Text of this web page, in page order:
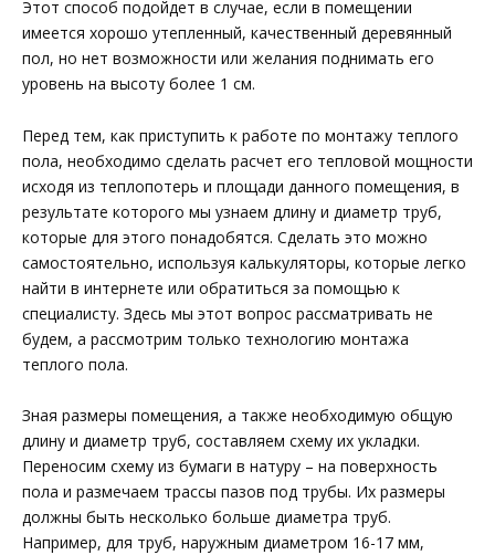
Этот способ подойдет в случае, если в помещении
имеется хорошо утепленный, качественный деревянный
пол, но нет возможности или желания поднимать его
уровень на высоту более 1 см.
Перед тем, как приступить к работе по монтажу теплого
пола, необходимо сделать расчет его тепловой мощности
исходя из теплопотерь и площади данного помещения, в
результате которого мы узнаем длину и диаметр труб,
которые для этого понадобятся. Сделать это можно
самостоятельно, используя калькуляторы, которые легко
найти в интернете или обратиться за помощью к
специалисту. Здесь мы этот вопрос рассматривать не
будем, а рассмотрим только технологию монтажа
теплого пола.
Зная размеры помещения, а также необходимую общую
длину и диаметр труб, составляем схему их укладки.
Переносим схему из бумаги в натуру – на поверхность
пола и размечаем трассы пазов под трубы. Их размеры
должны быть несколько больше диаметра труб.
Например, для труб, наружным диаметром 16-17 мм,